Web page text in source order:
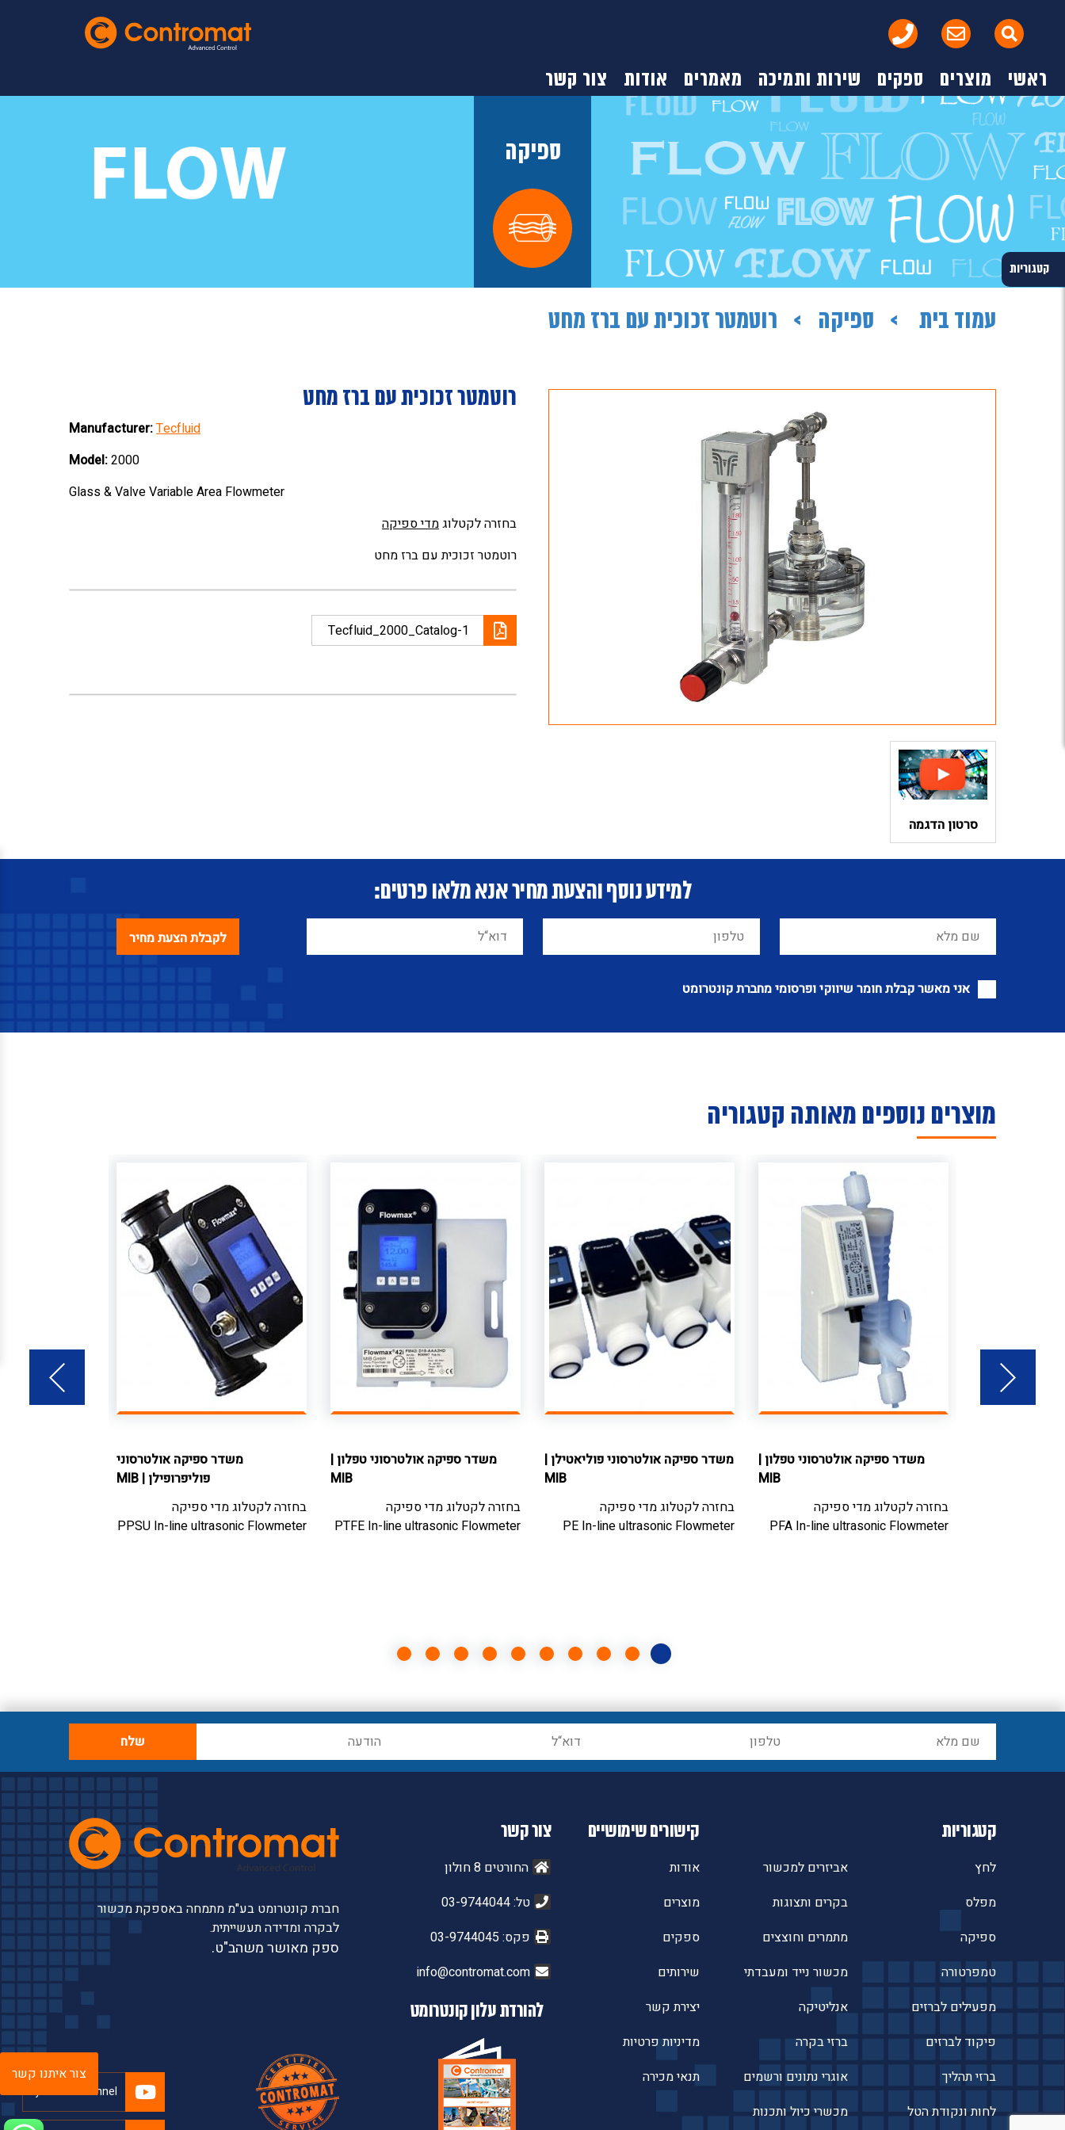
ראשי מוצרים ספקים שירות ותמיכה מאמרים אודות צור קשר
ספיקה
עמוד בית ספיקה רוטמטר זכוכית עם ברז מחט
קטגוריות
סרטון הדגמה
רוטמטר זכוכית עם ברז מחט
Manufacturer:Tecfluid
Model:2000
Glass & Valve Variable Area Flowmeter
בחזרה לקטלוגמדי ספיקה
רוטמטר זכוכית עם ברז מחט
Tecfluid_2000_Catalog-1
למידע נוסף והצעת מחיר אנא מלאו פרטים:
אני מאשר קבלת חומר שיווקי ופרסומי מחברת קונטרומט
מוצרים נוספים מאותה קטגוריה
משדר ספיקה אולטרסוני טפלון |
MIB
בחזרה לקטלוגמדי ספיקה
PFA In-line ultrasonic Flowmeter
משדר ספיקה אולטרסוני פוליאטילן |
MIB
בחזרה לקטלוגמדי ספיקה
PE In-line ultrasonic Flowmeter
משדר ספיקה אולטרסוני טפלון |
MIB
בחזרה לקטלוגמדי ספיקה
PTFE In-line ultrasonic Flowmeter
משדר ספיקה אולטרסוני
פוליפרופילן |
MIB
בחזרה לקטלוגמדי ספיקה
PPSU In-line ultrasonic Flowmeter
צור איתנו קשר
קטגוריות
לחץ
מפלס
ספיקה
טמפרטורה
מפעילים לברזים
פיקוד לברזים
ברזי תהליך
לחות ונקודת הטל
אביזרים למכשור
בקרים ותצוגות
מתמרים וחוצצים
מכשור נייד ומעבדתי
אנליטיקה
ברזי בקרה
אוגרי נתונים ורשמים
מכשרי כיול ותכנות
קישורים שימושיים
אודות
מוצרים
ספקים
שירותים
יצירת קשר
מדיניות פרטיות
תנאי מכירה
צור קשר
החורטים 8 חולון
טל: 03-9744044
פקס: 03-9744045
info@contromat.com
להורדת עלון קונטרומט
חברת קונטרומט בע"מ מתמחה באספקת מכשור
לבקרה ומדידה תעשייתית.
ספק מאושר משהב"ט.
youtube channel